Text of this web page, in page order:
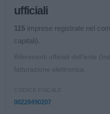
ufficiali
115 imprese registrate nel
capitali).
Riferimenti ufficiali dell'ente
fatturazione elettronica.
CODICE FISCALE
00228490207